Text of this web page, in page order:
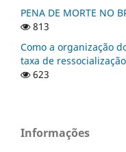
PENA DE MORTE NO
813
Como a organização
taxa de ressocialização
623
Informações